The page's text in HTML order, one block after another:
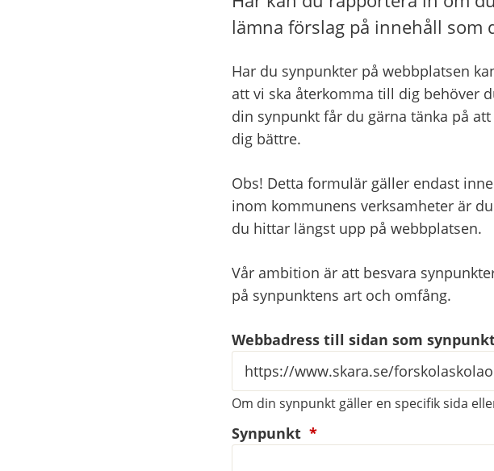
lämna förslag på innehåll som
Har du synpunkter på webbplatsen
att vi ska återkomma till dig behöver
din synpunkt får du gärna tänka på
dig bättre.
Obs! Detta formulär gäller endast
inom kommunens verksamheter är
du hittar längst upp på webbplatsen.
Vår ambition är att besvara
på synpunktens art och omfång.
Webbadress till sidan som
Om din synpunkt gäller en specifik sida
Synpunkt *(obligatorisk)